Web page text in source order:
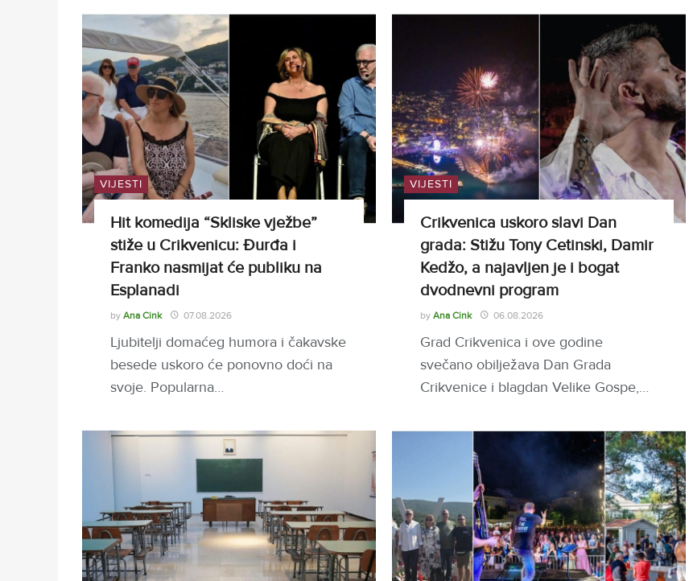
VIJESTI
Hit komedija “Skliske vježbe”
stiže u Crikvenicu: Đurđa i
Franko nasmijat će publiku na
Esplanadi
by Ana Cink 07.08.2026
Ljubitelji domaćeg humora i čakavske
besede uskoro će ponovno doći na
svoje. Popularna…
VIJESTI
Crikvenica uskoro slavi Dan
grada: Stižu Tony Cetinski, Damir
Kedžo, a najavljen je i bogat
dvodnevni program
by Ana Cink 06.08.2026
Grad Crikvenica i ove godine
svečano obilježava Dan Grada
Crikvenice i blagdan Velike Gospe,…